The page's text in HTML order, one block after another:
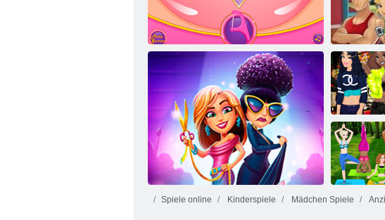
Schlechte Zähne Makeover
Baby
Granny
Fitness
Training
Bargeld
Spiele online Kinderspiele Mädchen Spiele